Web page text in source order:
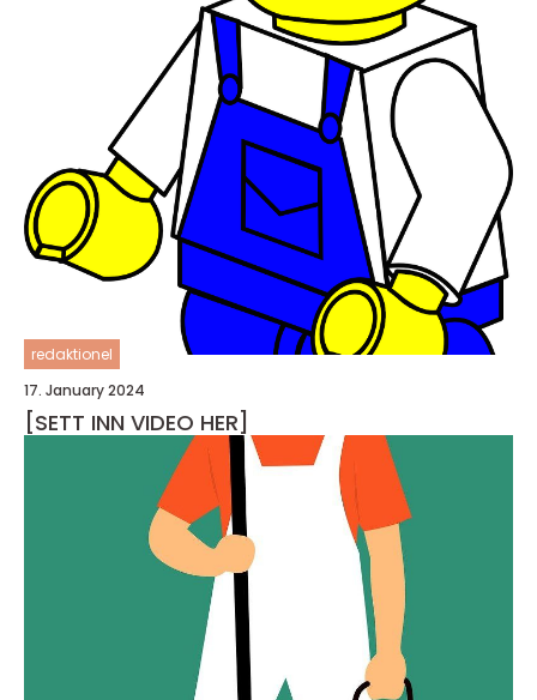
redaktionel
17. January 2024
[SETT INN VIDEO HER]